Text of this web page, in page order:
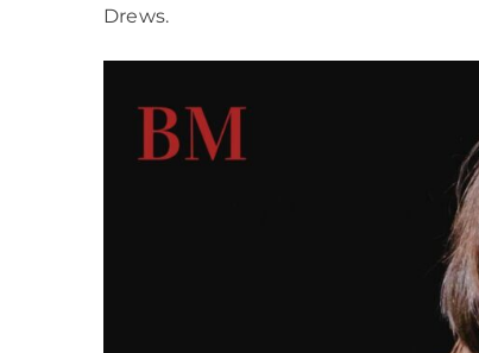
Drews.